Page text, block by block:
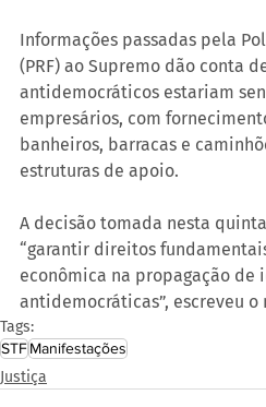
Informações passadas pela
(PRF) ao Supremo dão conta
antidemocráticos estariam
empresários, com
banheiros, barracas e
estruturas de apoio.
A decisão tomada nesta
“garantir direitos
econômica na propagação de
antidemocráticas”, escreveu o
Tags:
STFManifestações
Justiça